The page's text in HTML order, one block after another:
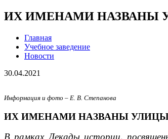
ИХ ИМЕНАМИ НАЗВАНЫ
Главная
Учебное заведение
Новости
30.04.2021
Информация и фото – Е. В. Степанова
ИХ ИМЕНАМИ НАЗВАНЫ
В рамках Декады истории,